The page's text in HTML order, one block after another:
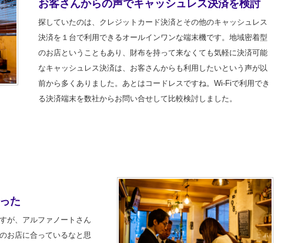
お客さんからの声でキャッシュレス決済を検討
探していたのは、クレジットカード決済とその他のキャッシュレス
決済を１台で利用できるオールインワンな端末機です。地域密着型
のお店ということもあり、財布を持って来なくても気軽に決済可能
なキャッシュレス決済は、お客さんからも利用したいという声が以
前から多くありました。あとはコードレスですね。Wi-Fiで利用でき
る決済端末を数社からお問い合せして比較検討しました。
た
が、アルファノートさん
お店に合っているなと思